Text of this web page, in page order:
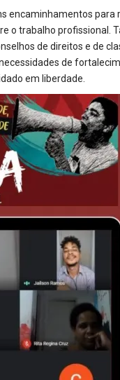
encaminhamentos para
o trabalho profissional.
de direitos e de
de
em liberdade.